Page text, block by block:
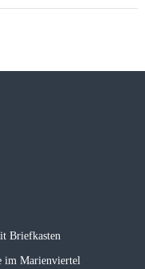
Briefkasten
im Marienviertel